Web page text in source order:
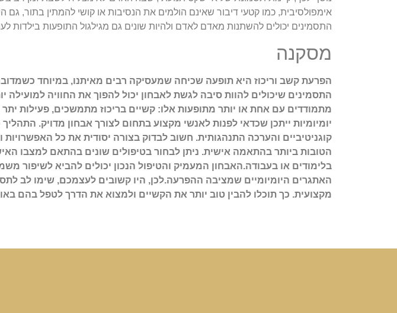
אימפולסיבית, כמו קטעי דיבור שאינם הולמים את הנסיבות או קושי להמתין בתור,
התסמינים יכולים להשתנות מאדם לאדם ולהיות שונים גם מגילגול התופעות בילדות
מסקנה
הפרעת קשב וריכוז היא תופעה שכיחה שמעסיקה רבים מאיתנו, במיוחד
התסמינים שיכולים להוות סיבה לגשת לאבחון יכול להפוך את החוויה
מתמודדים עם אחת או יותר מתופעות אלו: קשיים בריכוז מתמשכים, פעילות
יומיומיות ייתכן שכדאי לפנות לאנשי מקצוע בתחום לצורך אבחון מדויק.
קוגניטיביים והערכה התנהגותית. חשוב לבדוק בצורה יסודית את כל
הטובות ביותר בהתאמה אישית. ניתן לבחור בטיפולים שונים בהתאם למצבו
בלימודים או בעבודה.האבחון המעמיק והטיפול הנכון יכולים להביא לשיפור
האתגרים היומיומיים שמציבה ההפרעה.לכן, היו קשובים לעצמכם, שימו לב
מקצועית. כך תוכלו להבין טוב יותר את הקשיים ולמצוא את הדרך לטפל בהם